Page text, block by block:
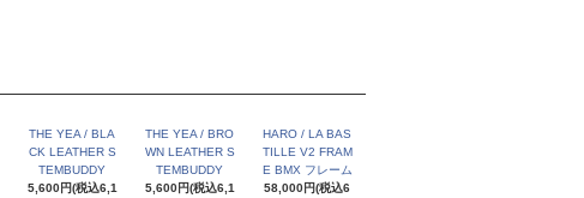
THE YEA / BLA
CK LEATHER S
TEMBUDDY
5,600円(税込6,1
THE YEA / BRO
WN LEATHER S
TEMBUDDY
5,600円(税込6,1
HARO / LA BAS
TILLE V2 FRAM
E BMX フレーム
58,000円(税込6